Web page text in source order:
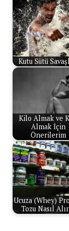
Kutu Sütü
Kilo Almak ve
Almak İçin
Önerilerim
Ucuza (Whey)
Tozu Nasıl